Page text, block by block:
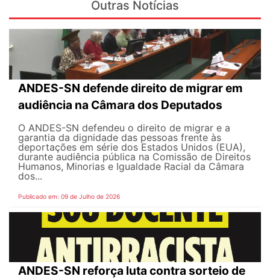
Outras Notícias
ANDES-SN defende direito de migrar em
audiência na Câmara dos Deputados
O ANDES-SN defendeu o direito de migrar e a
garantia da dignidade das pessoas frente às
deportações em série dos Estados Unidos (EUA),
durante audiência pública na Comissão de Direitos
Humanos, Minorias e Igualdade Racial da Câmara
dos...
Publicado em: 09 de Julho de 2026
ANDES-SN reforça luta contra sorteio de